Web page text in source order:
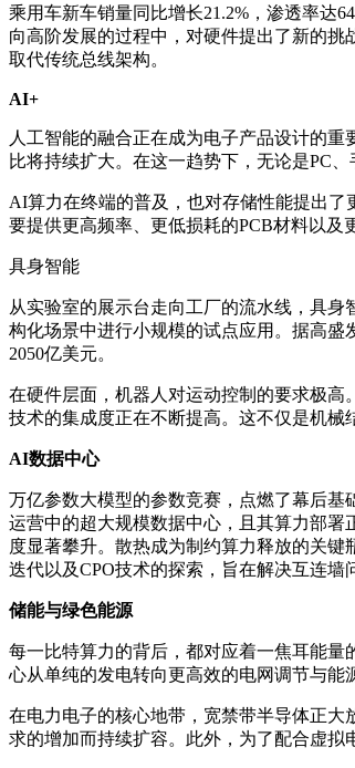
乘用车新车销量同比增长21.2%，渗透率达
向高阶发展的过程中，对硬件提出了新的挑
取代传统总线架构。
AI+
人工智能的融合正在成为电子产品设计的
比将持续扩大。在这一趋势下，无论是PC
AI算力在终端的普及，也对存储性能提出
要提供更高频率、更低损耗的PCB材料以及
具身智能
从实验室的展示台走向工厂的流水线，具
构化场景中进行小规模的试点应用。据高盛
2050亿美元。
在硬件层面，机器人对运动控制的要求极
技术的集成度正在不断提高。这不仅是机械
AI数据中心
万亿参数大模型的参数竞赛，点燃了幕后基
运营中的超大规模数据中心，且其算力部
度显著攀升。散热成为制约算力释放的关
迭代以及CPO技术的探索，旨在解决互连墙
储能与绿色能源
每一比特算力的背后，都对应着一焦耳能
心从单纯的发电转向更高效的电网调节与能
在电力电子的核心地带，宽禁带半导体正大
求的增加而持续扩容。此外，为了配合虚拟